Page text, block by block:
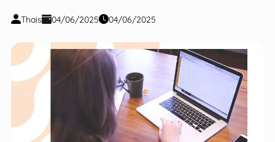
Thais 04/06/2025 04/06/2025